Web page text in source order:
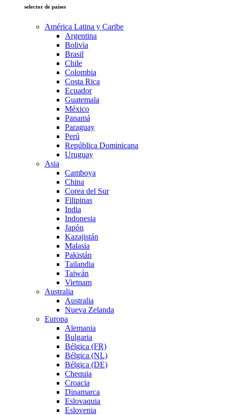
selector de países
América Latina y Caribe
Argentina
Bolivia
Brasil
Chile
Colombia
Costa Rica
Ecuador
Guatemala
México
Panamá
Paraguay
Perú
República Dominicana
Uruguay
Asia
Camboya
China
Corea del Sur
Filipinas
India
Indonesia
Japón
Kazajistán
Malasia
Pakistán
Tailandia
Taiwán
Vietnam
Australia
Australia
Nueva Zelanda
Europa
Alemania
Bulgaria
Bélgica (FR)
Bélgica (NL)
Bélgica (DE)
Chequia
Croacia
Dinamarca
Eslovaquia
Eslovenia